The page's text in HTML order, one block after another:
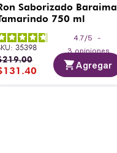
Saborizado Baraima
750 ml
4.7/5
-
3 opiniones
: 35398
219.00
131 .40 Agregar